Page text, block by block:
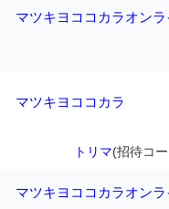
マツキヨココカラオン
マツキヨココカラ
トリマ(招待コ
マツキヨココカラオン